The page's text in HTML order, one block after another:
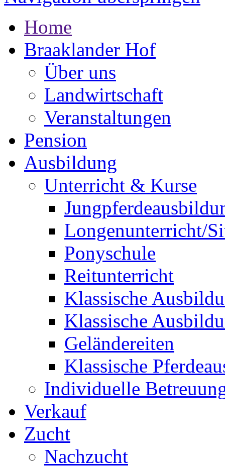
Home
Braaklander Hof
Über uns
Landwirtschaft
Veranstaltungen
Pension
Ausbildung
Unterricht & Kurse
Longenunterricht/
Ponyschule
Reitunterricht
Klassische
Klassische
Geländereiten
Klassische
Individuelle
Verkauf
Zucht
Nachzucht